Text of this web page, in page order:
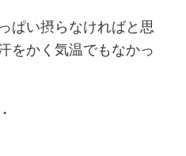
ぱい摂らなければと思
をかく気温でもなかっ